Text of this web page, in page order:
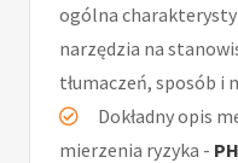
ogólna
narzędzia na
tłumaczeń, sposób i
Dokładny opis
mierzenia ryzyka -